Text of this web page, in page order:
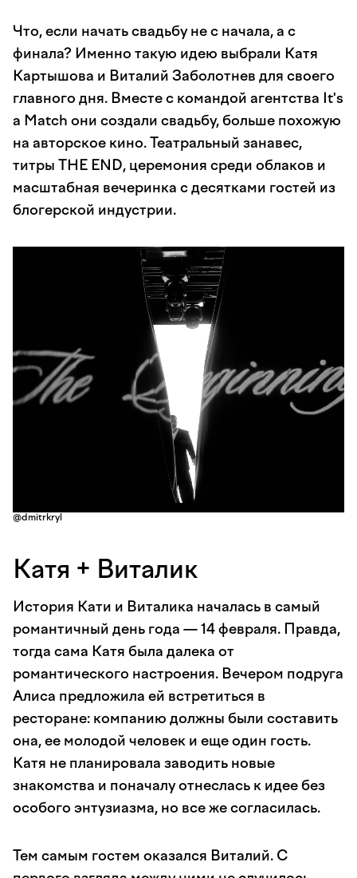
Что, если начать свадьбу не с начала, а с
финала? Именно такую идею выбрали Катя
Картышова и Виталий Заболотнев для своего
главного дня. Вместе с командой агентства It's
a Match они создали свадьбу, больше похожую
на авторское кино. Театральный занавес,
титры THE END, церемония среди облаков и
масштабная вечеринка с десятками гостей из
блогерской индустрии.
@dmitrkryl
Катя + Виталик
История Кати и Виталика началась в самый
романтичный день года — 14 февраля. Правда,
тогда сама Катя была далека от
романтического настроения. Вечером подруга
Алиса предложила ей встретиться в
ресторане: компанию должны были составить
она, ее молодой человек и еще один гость.
Катя не планировала заводить новые
знакомства и поначалу отнеслась к идее без
особого энтузиазма, но все же согласилась.
Тем самым гостем оказался Виталий. С